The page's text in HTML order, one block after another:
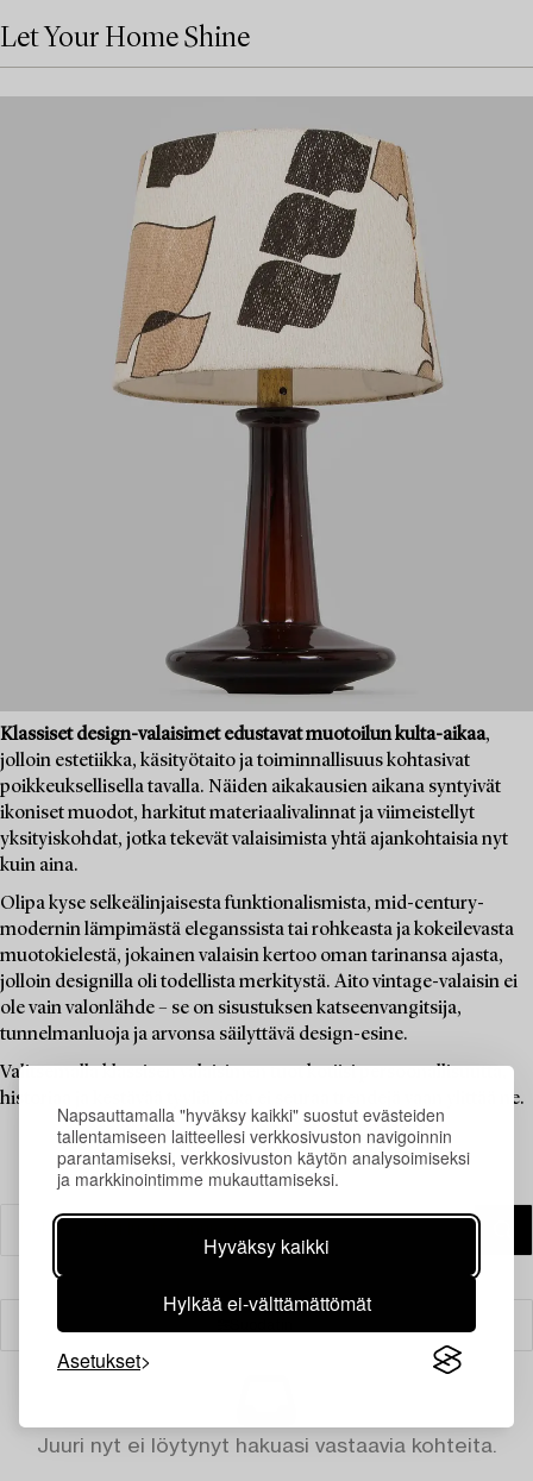
Napsauttamalla "hyväksy kaikki" suostut evästeiden
tallentamiseen laitteellesi verkkosivuston navigoinnin
parantamiseksi, verkkosivuston käytön analysoimiseksi
ja markkinointimme mukauttamiseksi.
Hyväksy kaikki
Hylkää ei-välttämättömät
Asetukset
Let Your Home Shine
Klassiset design-valaisimet edustavat muotoilun kulta-aikaa,
jolloin estetiikka, käsityötaito ja toiminnallisuus kohtasivat
poikkeuksellisella tavalla. Näiden aikakausien aikana syntyivät
ikoniset muodot, harkitut materiaalivalinnat ja viimeistellyt
yksityiskohdat, jotka tekevät valaisimista yhtä ajankohtaisia nyt
kuin aina.
Olipa kyse selkeälinjaisesta funktionalismista, mid-century-
modernin lämpimästä eleganssista tai rohkeasta ja kokeilevasta
muotokielestä, jokainen valaisin kertoo oman tarinansa ajasta,
jolloin designilla oli todellista merkitystä. Aito vintage-valaisin ei
ole vain valonlähde – se on sisustuksen katseenvangitsija,
tunnelmanluoja ja arvonsa säilyttävä design-esine.
Valitsemalla klassisen valaisimen tuot kotiisi persoonallisuutta,
historiaa ja kestävää tyyliä, joka ei seuraa trendejä vaan ylittää ne.
Juuri nyt ei löytynyt hakuasi vastaavia kohteita.